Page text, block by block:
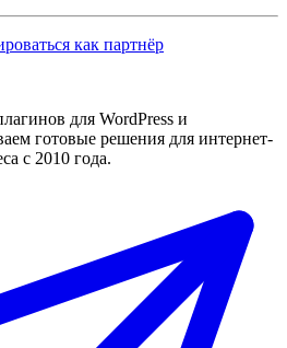
как партнёр
для WordPress и
готовые решения для интернет-
с 2010 года.